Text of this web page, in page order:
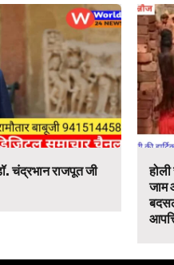
चंद्रभान राजपूत जी
जाम